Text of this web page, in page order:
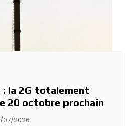
: la 2G totalement
20 octobre prochain
07/2026